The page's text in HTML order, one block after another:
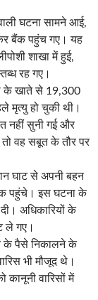
घटना सामने आई,
बैंक पहुंच गए। यह
शाखा में हुई,
रह गए।
के खाते से 19,300
मृत्यु हो चुकी थी।
नहीं सुनी गई और
तो वह सबूत के तौर पर
घाट से अपनी बहन
पहुंचे। इस घटना के
अधिकारियों के
ले गए।
के पैसे निकालने के
भी मौजूद थे।
वारिसों में